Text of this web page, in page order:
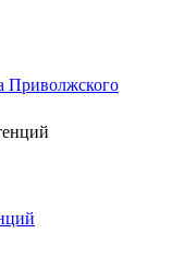
Приволжского